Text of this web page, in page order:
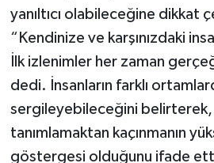
yanıltıcı olabileceğine dikkat
“Kendinize ve karşınızdaki
İlk izlenimler her zaman
dedi. İnsanların farklı
sergileyebileceğini belirterek,
tanımlamaktan kaçınmanın
göstergesi olduğunu ifade